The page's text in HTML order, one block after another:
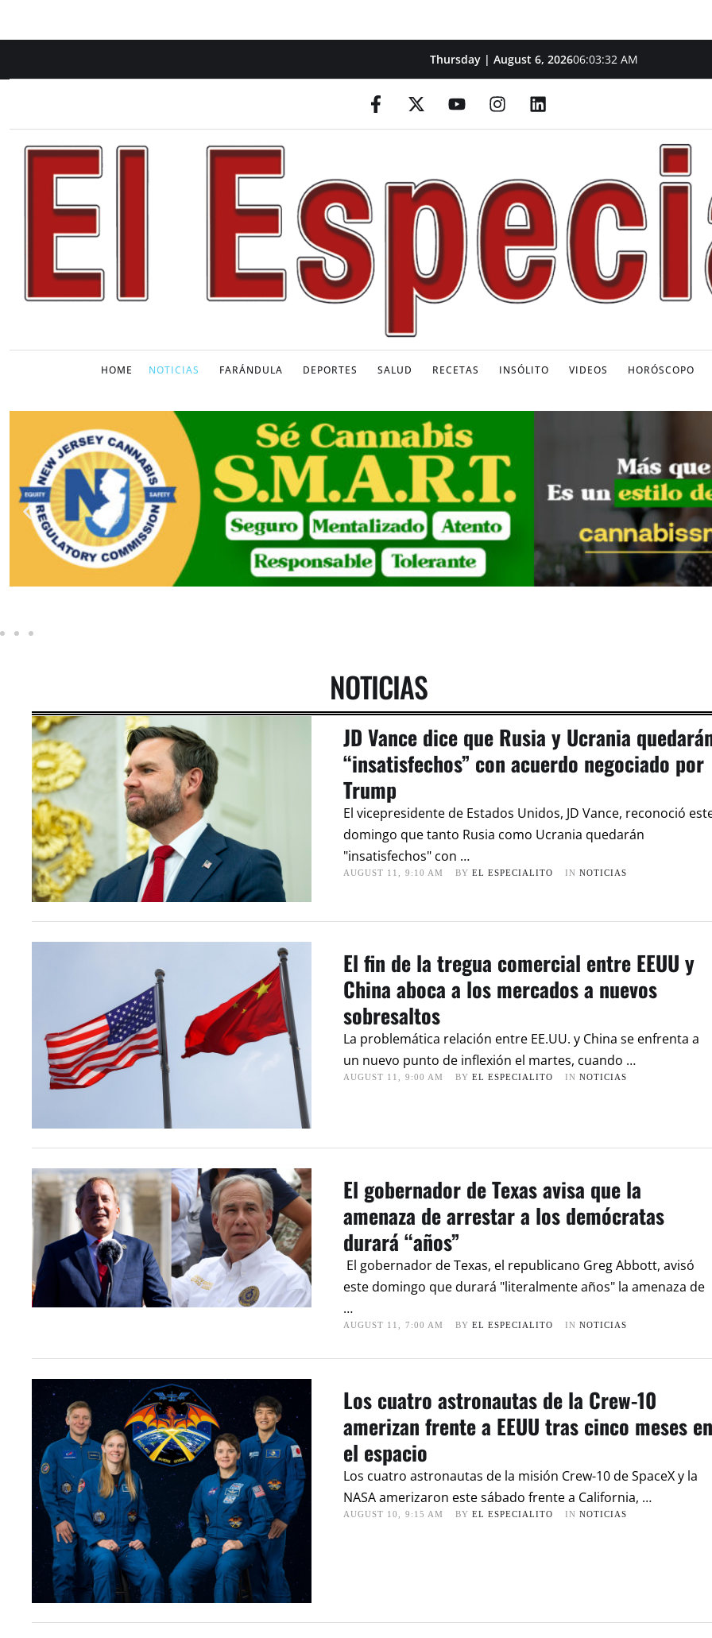
Thursday | August 6, 202606:03:33 AM
HOME NOTICIAS FARÁNDULA DEPORTES SALUD RECETAS INSÓLITO VIDEOS HORÓSCOPO
NOTICIAS
JD Vance dice que Rusia y Ucrania
“insatisfechos” con acuerdo negociado por
Trump
El vicepresidente de Estados Unidos, JD Vance, reconoció
domingo que tanto Rusia como Ucrania quedarán
"insatisfechos" con …
AUGUST 11 9:10 AM BY EL ESPECIALITO IN NOTICIAS
El fin de la tregua comercial entre EEUU y
China aboca a los mercados a nuevos
sobresaltos
La problemática relación entre EE.UU. y China se enfrenta a
un nuevo punto de inflexión el martes, cuando …
AUGUST 11 9:00 AM BY EL ESPECIALITO IN NOTICIAS
El gobernador de Texas avisa que la
amenaza de arrestar a los demócratas
durará “años”
El gobernador de Texas, el republicano Greg Abbott, avisó
este domingo que durará "literalmente años" la amenaza de
…
AUGUST 11 7:00 AM BY EL ESPECIALITO IN NOTICIAS
Los cuatro astronautas de la Crew-10
amerizan frente a EEUU tras cinco meses en
el espacio
Los cuatro astronautas de la misión Crew-10 de SpaceX y la
NASA amerizaron este sábado frente a California, …
AUGUST 10 9:15 AM BY EL ESPECIALITO IN NOTICIAS